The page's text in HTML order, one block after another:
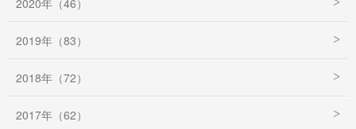
2020年（46）
2019年（83）
2018年（72）
2017年（62）